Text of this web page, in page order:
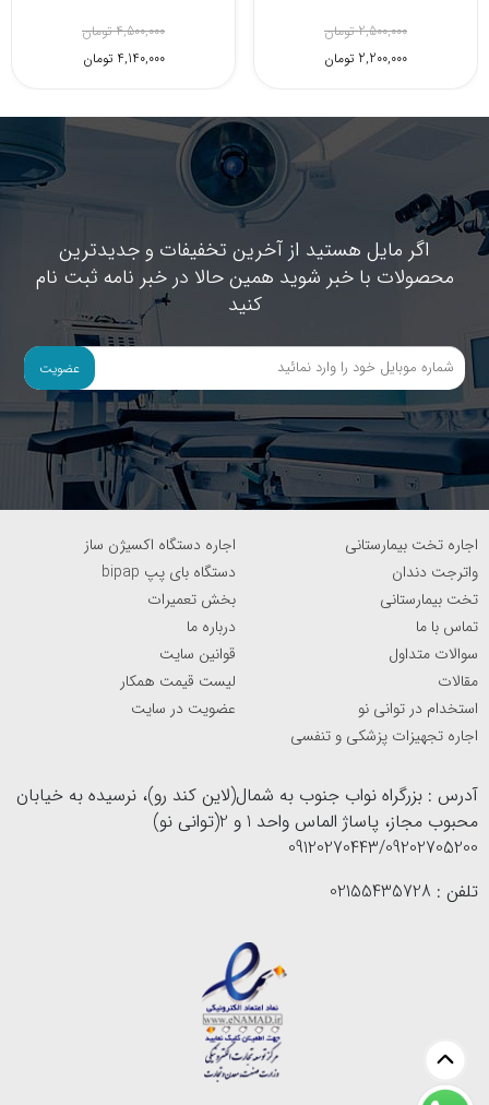
4,500,000 تومان
4,140,000 تومان
2,500,000 تومان
2,200,000 تومان
اگر مایل هستید از آخرین تخفیفات و جدیدترین
محصولات با خبر شوید همین حالا در خبر نامه ثبت نام
کنید
عضویت
اجاره تخت بیمارستانی
اجاره دستگاه اکسیژن ساز
واترجت دندان
دستگاه بای پپ bipap
تخت بیمارستانی
بخش تعمیرات
تماس با ما
درباره ما
سوالات متداول
قوانین سایت
مقالات
لیست قیمت همکار
استخدام در توانی نو
عضویت در سایت
اجاره تجهیزات پزشکی و تنفسی
آدرس : بزرگراه نواب جنوب به شمال(لاین کند رو)، نرسیده به خیابان
محبوب مجاز، پاساژ الماس واحد 1 و 2(توانی نو)
09120270443/09202705200
تلفن : 02155435728